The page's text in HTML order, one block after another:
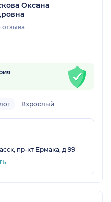
Оксана
отзыва
Взрослый
пр-кт Ермака, д 99